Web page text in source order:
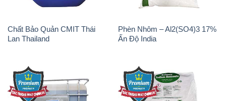
Chất Bảo Quản CMIT Thái
Lan Thailand
Phèn Nhôm – Al2(SO4)3 17%
Ấn Độ India